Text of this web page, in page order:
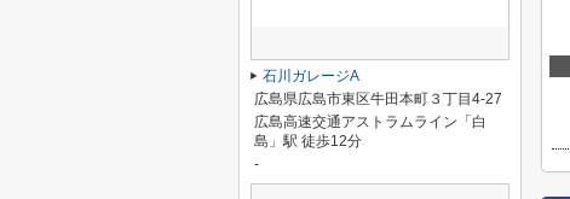
石川ガレージA
広島県広島市東区牛田本町３丁目4-27
広島高速交通アストラムライン「白
島」駅 徒歩12分
-